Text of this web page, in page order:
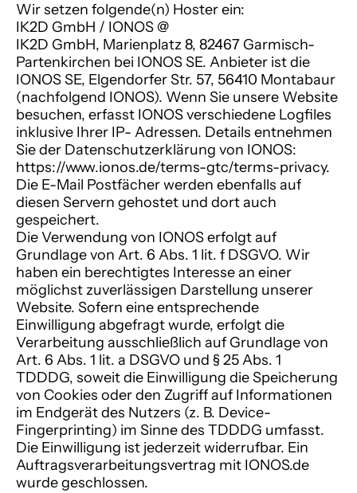
Wir setzen folgende(n) Hoster ein:
IK2D GmbH / IONOS @
IK2D GmbH, Marienplatz 8, 82467 Garmisch-
Partenkirchen bei IONOS SE. Anbieter ist die
IONOS SE, Elgendorfer Str. 57, 56410 Montabaur
(nachfolgend IONOS). Wenn Sie unsere Website
besuchen, erfasst IONOS verschiedene Logfiles
inklusive Ihrer IP- Adressen. Details entnehmen
Sie der Datenschutzerklärung von IONOS:
https://www.ionos.de/terms-gtc/terms-privacy.
Die E-Mail Postfächer werden ebenfalls auf
diesen Servern gehostet und dort auch
gespeichert.
Die Verwendung von IONOS erfolgt auf
Grundlage von Art. 6 Abs. 1 lit. f DSGVO. Wir
haben ein berechtigtes Interesse an einer
möglichst zuverlässigen Darstellung unserer
Website. Sofern eine entsprechende
Einwilligung abgefragt wurde, erfolgt die
Verarbeitung ausschließlich auf Grundlage von
Art. 6 Abs. 1 lit. a DSGVO und § 25 Abs. 1
TDDDG, soweit die Einwilligung die Speicherung
von Cookies oder den Zugriff auf Informationen
im Endgerät des Nutzers (z. B. Device-
Fingerprinting) im Sinne des TDDDG umfasst.
Die Einwilligung ist jederzeit widerrufbar. Ein
Auftragsverarbeitungsvertrag mit IONOS.de
wurde geschlossen.